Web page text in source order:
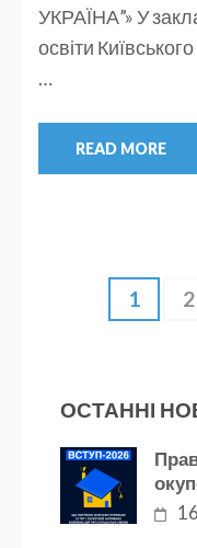
УКРАЇНА”» У
освіти
…
READ MORE
Навігація
записів
Page
1 2
ОСТАННІ